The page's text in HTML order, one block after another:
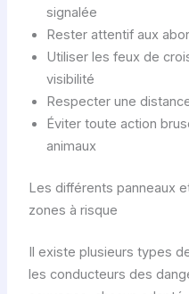
e
signalée
Rester attentif aux
Utiliser les feux de
visibilité
Respecter une
Éviter toute action
animaux
Les différents panneaux
zones à risque
Il existe plusieurs types
les conducteurs des